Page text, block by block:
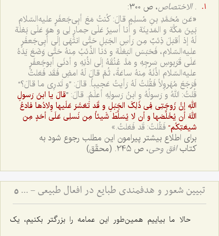
.الاختصاص، ص 300:
«عَن مُحَمَّدِ بنِ مُسلِمٍ قالَ: کُنتُ مَعَ أبِى‌جَعفَرٍ علیه‌السّلام
بَینَ مَکَّة و المَدینَة و أنا أسیرُ عَلَى حِمارٍ لِى و هوَ عَلَى بَغلَة
لَهُ إذ أقبَلَ ذِئبٌ مِن رَأسِ الجَبَلِ حَتَّى انتَهَى إلَى أبِى‌جَعفَرٍ
علیه‌السّلام، فَحَبَسَ البَغلَة و دَنا الذِّئبُ مِنهُ حَتَّى وَضَعَ یَدَهُ
عَلَى قَرَبوسِ سَرجِهِ و مَدَّ عُنُقَهُ إلَى اذُنِهِ و أدنَى أبوجَعفَرٍ
علیه‌السّلام اذُنَهُ مِنهُ ساعَةً، ثُمَّ قالَ لَهُ امضِ فَقَد فَعَلتُ
فَرَجَعَ مُهَروِلاً فَقُلتُ لَهُ رَأیتُ عَجیباً. قالَ: ”و تَدرِى ما قالَ؟“
قُلتُ: اللهُ و رَسولُهُ و ابنُ رَسولِهِ أعلَمُ. قالَ: ”قالَ یا ابنَ رَسولِ
اللهِ إنَّ زَوجَتِى فِى ذَلِکَ الجَبَلِ و قَد تَعَسَّرَ عَلَیها وِلادُها فادعُ
اللهَ أن یُخَلِّصَها و أن لا یُسَلِّطَ شَیئاً مِن نَسلِى عَلَى أحَدٍ مِن
شیعَتِکُم“فَقُلتُ: قَد فَعَلتُ.»
برای اطلاع بیشتر پیرامون این مطلب رجوع شود به
کتابافق وحی، ص 245. (محقّق)
تبیین شعور و هدفمندی طبایع در افعال طبیعی - پاسخ به شبهه فخر رازی درباره غایت‌مندی موجودات عالم 5
حالا ما بیاییم همین‌طور این عمامه را بزرگتر بکنیم، یک